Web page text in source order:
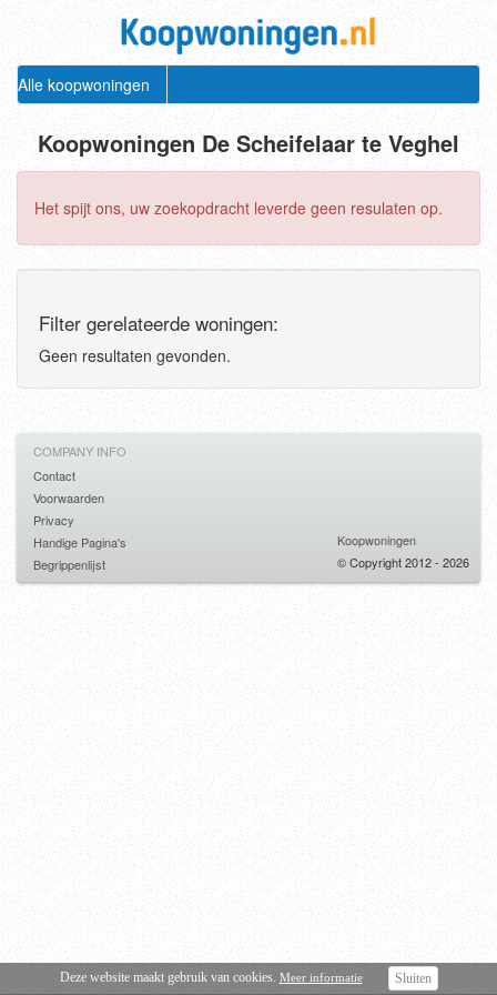
Alle koopwoningen
Koopwoningen De Scheifelaar te Veghel
Het spijt ons, uw zoekopdracht leverde geen resulaten op.
Filter gerelateerde woningen:
Geen resultaten gevonden.
Deze website maakt gebruik van cookies. Meer informatie Sluiten
COMPANY INFO
Contact
Voorwaarden
Privacy
Handige Pagina's
Begrippenlijst
Koopwoningen
© Copyright 2012 - 2026